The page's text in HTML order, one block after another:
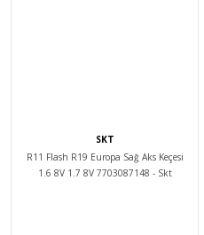
SKT
R11 Flash R19 Europa Sağ Aks Keçesi
1.6 8V 1.7 8V 7703087148 - Skt